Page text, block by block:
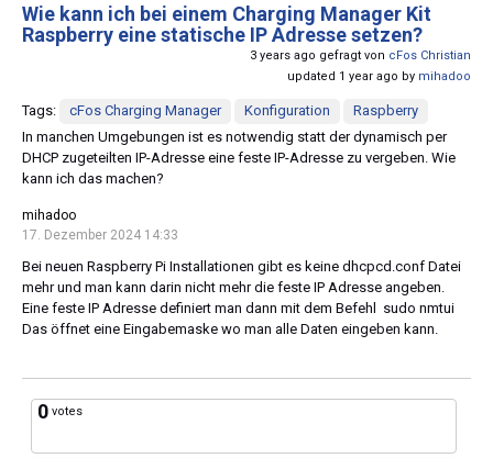
Wie kann ich bei einem Charging Manager Kit
Raspberry eine statische IP Adresse setzen?
3 years ago gefragt von cFos Christian
updated 1 year ago by mihadoo
Tags: cFos Charging Manager Konfiguration
Raspberry
In manchen Umgebungen ist es notwendig statt der dynamisch per
DHCP zugeteilten IP-Adresse eine feste IP-Adresse zu vergeben. Wie
kann ich das machen?
mihadoo
17. Dezember 2024 14:33
Bei neuen Raspberry Pi Installationen gibt es keine dhcpcd.conf Datei
mehr und man kann darin nicht mehr die feste IP Adresse angeben.
Eine feste IP Adresse definiert man dann mit dem Befehl sudo nmtui
Das öffnet eine Eingabemaske wo man alle Daten eingeben kann.
0 votes